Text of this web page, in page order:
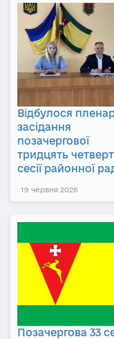
Відбулося
засідання
позачергової
тридцять
сесії районної
19 червня 2026
Позачергова 33